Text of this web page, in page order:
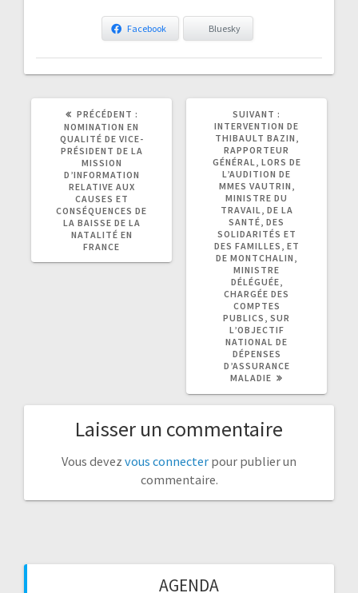
Facebook Bluesky
PRÉCÉDENT :
ARTICLE
PRÉCÉDENT
NOMINATION EN
QUALITÉ DE VICE-
PRÉSIDENT DE LA
MISSION
D’INFORMATION
RELATIVE AUX
CAUSES ET
CONSÉQUENCES DE
LA BAISSE DE LA
NATALITÉ EN
FRANCE
SUIVANT :
ARTICLE
INTERVENTION DE
THIBAULT BAZIN,
RAPPORTEUR
GÉNÉRAL, LORS DE
L’AUDITION DE
MMES VAUTRIN,
MINISTRE DU
TRAVAIL, DE LA
SANTÉ, DES
SOLIDARITÉS ET
DES FAMILLES, ET
DE MONTCHALIN,
MINISTRE
DÉLÉGUÉE,
CHARGÉE DES
COMPTES
PUBLICS, SUR
L’OBJECTIF
NATIONAL DE
DÉPENSES
D’ASSURANCE
MALADIE
Laisser un commentaire
Vous devez vous connecter pour publier un
commentaire.
AGENDA